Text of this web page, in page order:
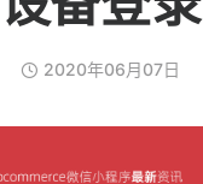
2020年06月07日